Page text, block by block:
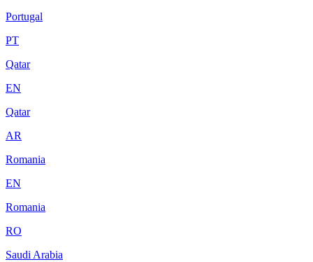
Portugal
PT
Qatar
EN
Qatar
AR
Romania
EN
Romania
RO
Saudi Arabia